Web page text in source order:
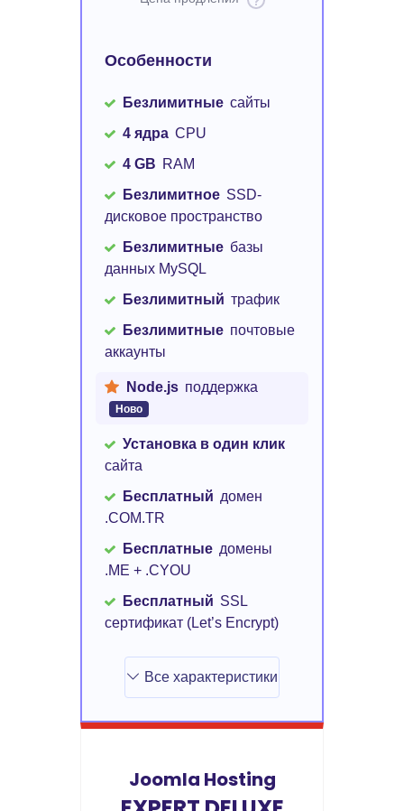
Особенности
Безлимитные сайты
4 ядра CPU
4 GB RAM
Безлимитное SSD-
дисковое пространство
Безлимитные базы
данных MySQL
Безлимитный трафик
Безлимитные почтовые
аккаунты
Node.js поддержка
Ново
Установка в один клик
сайта
Бесплатный домен
.COM.TR
Бесплатные домены
.ME + .CYOU
Бесплатный SSL
сертификат (Let’s Encrypt)
Все характеристики
Joomla Hosting